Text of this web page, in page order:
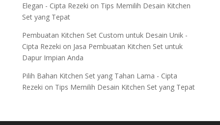
Elegan - Cipta Rezeki on Tips Memilih Desain Kitchen
Set yang Tepat
Pembuatan Kitchen Set Custom untuk Desain Unik -
Cipta Rezeki on Jasa Pembuatan Kitchen Set untuk
Dapur Impian Anda
Pilih Bahan Kitchen Set yang Tahan Lama - Cipta
Rezeki on Tips Memilih Desain Kitchen Set yang Tepat